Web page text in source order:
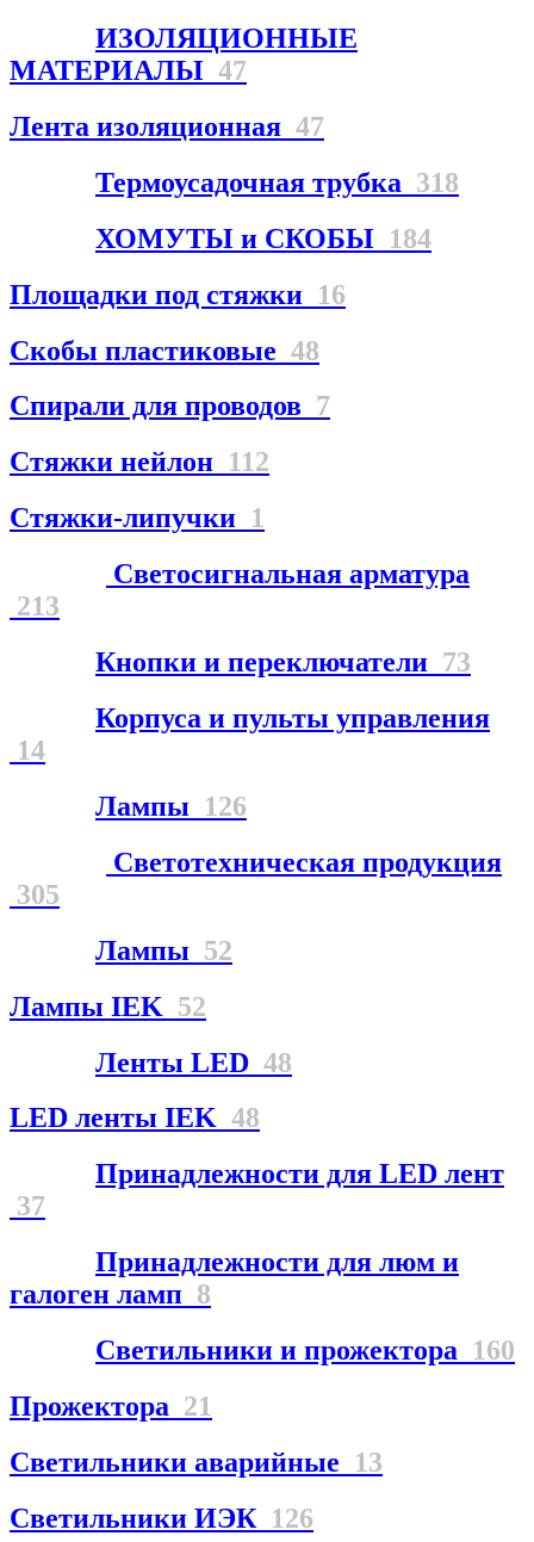
ИЗОЛЯЦИОННЫЕ
МАТЕРИАЛЫ 47
Лента изоляционная 47
Термоусадочная трубка 318
ХОМУТЫ и СКОБЫ 184
Площадки под стяжки 16
Скобы пластиковые 48
Спирали для проводов 7
Стяжки нейлон 112
Стяжки-липучки 1
Светосигнальная арматура
213
Кнопки и переключатели 73
Корпуса и пульты управления
14
Лампы 126
Светотехническая продукция
305
Лампы 52
Лампы IEK 52
Ленты LED 48
LED ленты IEK 48
Принадлежности для LED лент
37
Принадлежности для люм и
галоген ламп 8
Светильники и прожектора 160
Прожектора 21
Светильники аварийные 13
Светильники ИЭК 126